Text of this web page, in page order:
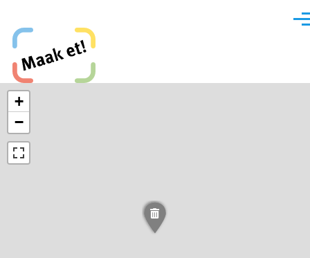
Maak et, Krefeld!
+
−